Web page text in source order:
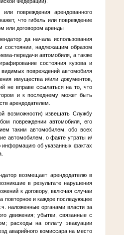
Федерации).
повреждения арендованного
что гибель или повреждение
или договором аренды
да начала использования
состоянии, надлежащим образом
передачи автомобиля, а также
состояния кузова и
повреждений автомобиля
имущества и/или документов,
не вправе ссылаться на то, что
и к последнему может быть
арендодателем.
возможности) извещать Службу
повреждении автомобиля, его
таким автомобилем, обо всех
автомобилем, о факте утраты и/
информацию об указанных фактах
возмещает арендодателю в
в результате нарушения
к договору, включая случаи
повторное и каждое последующее
наложенные органами власти за
движения; убытки, связанные с
расходы на оплату эвакуации
аварийного комиссара на место